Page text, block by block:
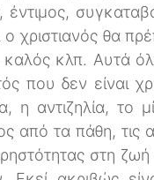
έντιμος,
ο χριστιανός θα
καλός κλπ. Αυτά
που δεν είναι
η αντιζηλία,
από τα πάθη, τις
στη